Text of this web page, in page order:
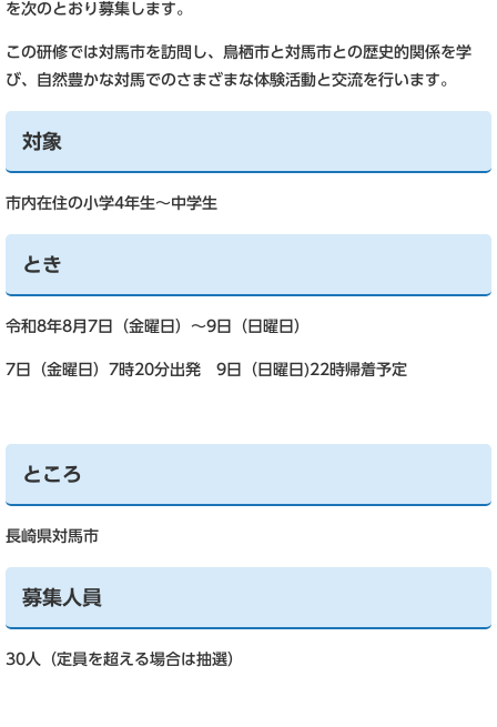
を次のとおり募集します。
この研修では対馬市を訪問し、鳥栖市と対馬市との歴史的関係を学
び、自然豊かな対馬でのさまざまな体験活動と交流を行います。
対象
市内在住の小学4年生～中学生
とき
令和8年8月7日（金曜日）～9日（日曜日）
7日（金曜日）7時20分出発 9日（日曜日)22時帰着予定
ところ
長崎県対馬市
募集人員
30人（定員を超える場合は抽選）